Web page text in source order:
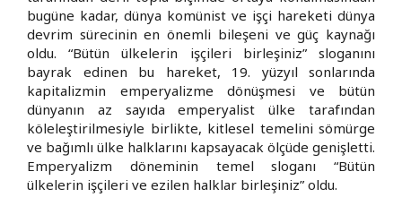
bugüne kadar, dünya komünist ve işçi hareketi dünya
devrim sürecinin en önemli bileşeni ve güç kaynağı
oldu. “Bütün ülkelerin işçileri birleşiniz” sloganını
bayrak edinen bu hareket, 19. yüzyıl sonlarında
kapitalizmin emperyalizme dönüşmesi ve bütün
dünyanın az sayıda emperyalist ülke tarafından
köleleştirilmesiyle birlikte, kitlesel temelini sömürge
ve bağımlı ülke halklarını kapsayacak ölçüde genişletti.
Emperyalizm döneminin temel sloganı “Bütün
ülkelerin işçileri ve ezilen halklar birleşiniz” oldu.